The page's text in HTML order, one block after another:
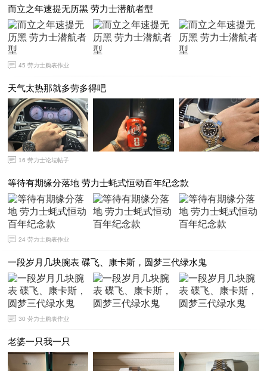
而立之年速提无历黑 劳力士潜航者型
45 劳力士购表作业
天气太热那就多劳多得吧
16 劳力士论坛帖子
等待有期缘分落地 劳力士蚝式恒动百年纪念款
24 劳力士购表作业
一段岁月几块腕表 碟飞、康卡斯，圆梦三代绿水鬼
30 劳力士购表作业
老婆一只我一只